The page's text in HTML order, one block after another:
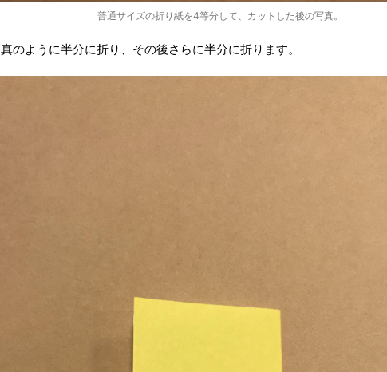
普通サイズの折り紙を4等分して、カットした後の写真。
のように半分に折り、その後さらに半分に折ります。